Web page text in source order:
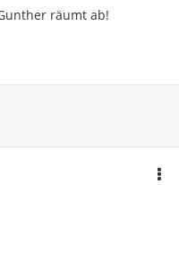
räumt ab!